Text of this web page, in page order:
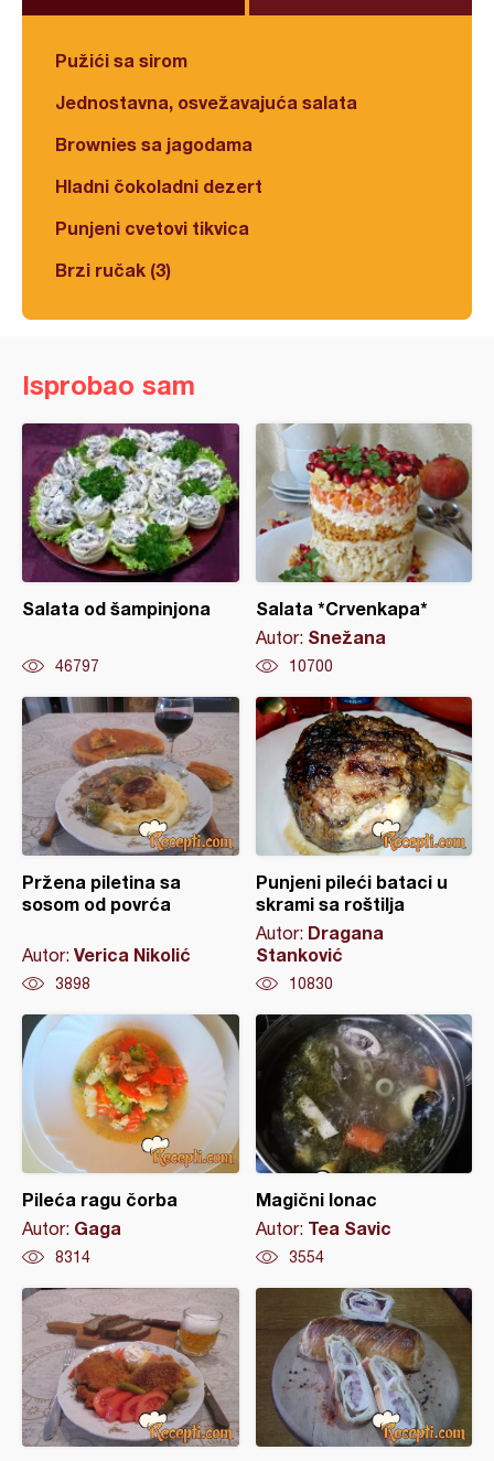
Pužići sa sirom
Jednostavna, osvežavajuća salata
Brownies sa jagodama
Hladni čokoladni dezert
Punjeni cvetovi tikvica
Brzi ručak (3)
Isprobao sam
Salata od šampinjona
46797
Salata *Crvenkapa*
Autor: Snežana
10700
Pržena piletina sa
sosom od povrća
Autor: Verica Nikolić
3898
Punjeni pileći bataci u
skrami sa roštilja
Autor: Dragana
Stanković
10830
Pileća ragu čorba
Autor: Gaga
8314
Magični lonac
Autor: Tea Savic
3554